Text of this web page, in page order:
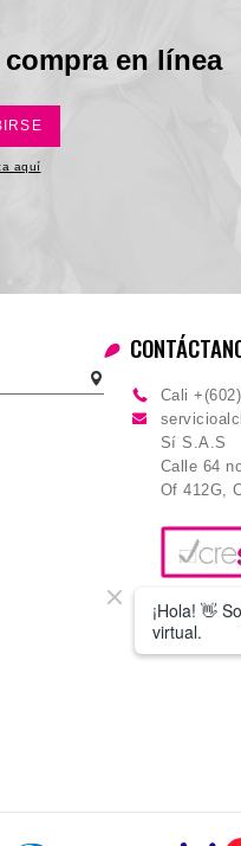
en línea
aquí
Cali
Sí S.A.S
Calle 64
Of 412G,